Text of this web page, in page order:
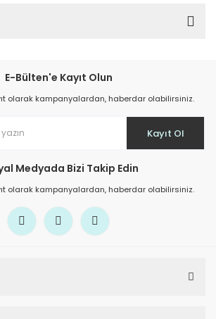
E-Bülten'e Kayıt Olun
olarak kampanyalardan, haberdar olabilirsiniz.
Kayıt Ol
Medyada Bizi Takip Edin
olarak kampanyalardan, haberdar olabilirsiniz.